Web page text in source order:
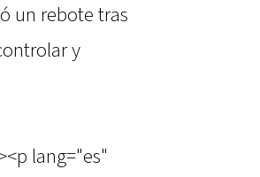
un rebote tras
y
lang="es"